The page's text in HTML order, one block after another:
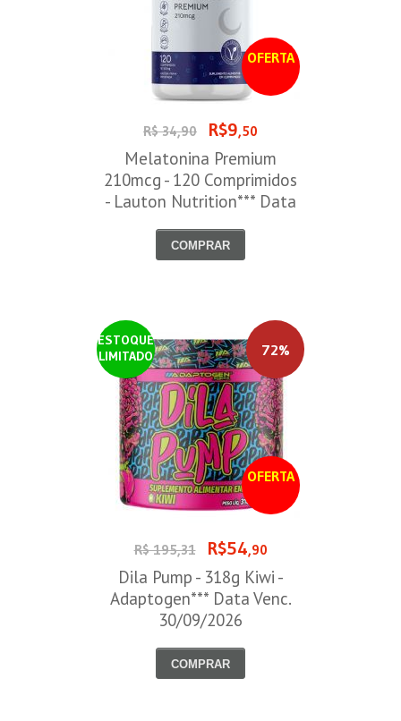
OFERTA
R$ 34,90 R$9,50
Melatonina Premium
210mcg - 120 Comprimidos
- Lauton Nutrition*** Data
COMPRAR
ESTOQUE
LIMITADO
OFERTA
72%
R$ 195,31 R$54,90
Dila Pump - 318g Kiwi -
Adaptogen*** Data Venc.
30/09/2026
COMPRAR